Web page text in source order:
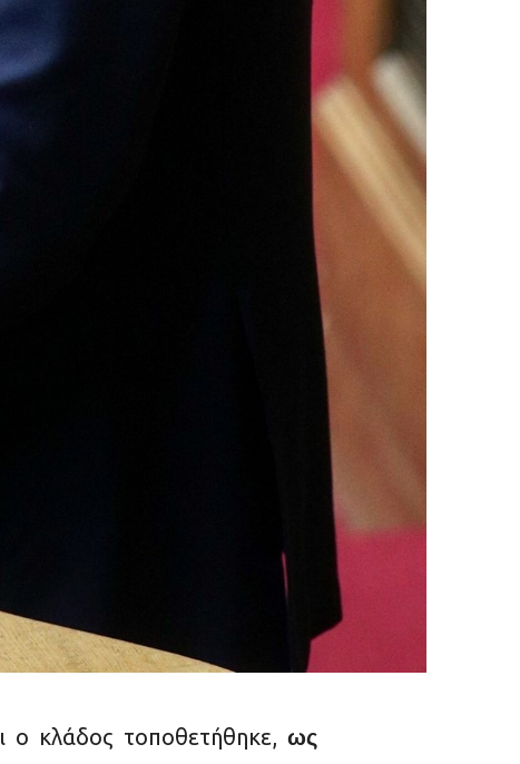
ο κλάδος τοποθετήθηκε, ως